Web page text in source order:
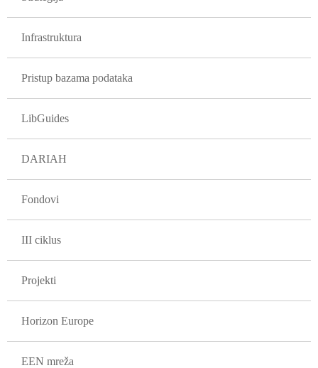
Infrastruktura
Pristup bazama podataka
LibGuides
DARIAH
Fondovi
III ciklus
Projekti
Horizon Europe
EEN mreža